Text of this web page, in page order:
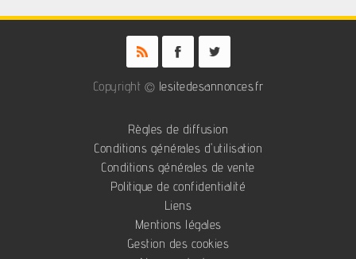
Copyright © lesitedesannonces.fr
Règles de diffusion
Conditions générales d'utilisation
Conditions générales de vente
Politique de confidentialité
Liens
Mentions légales
Gestion des cookies